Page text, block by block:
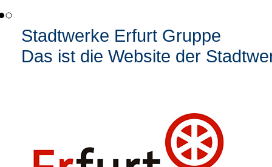
Stadtwerke Erfurt Gruppe
Das ist die Website der